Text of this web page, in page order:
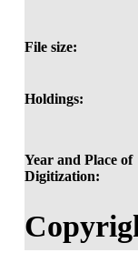
File size:
Holdings:
Year and Place of
Digitization: